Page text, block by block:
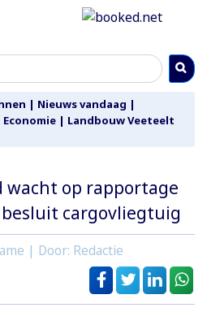
| Nieuws vandaag |
Economie | Landbouw Veeteelt
wacht op rapportage
cargovliegtuig
| Door: Redactie